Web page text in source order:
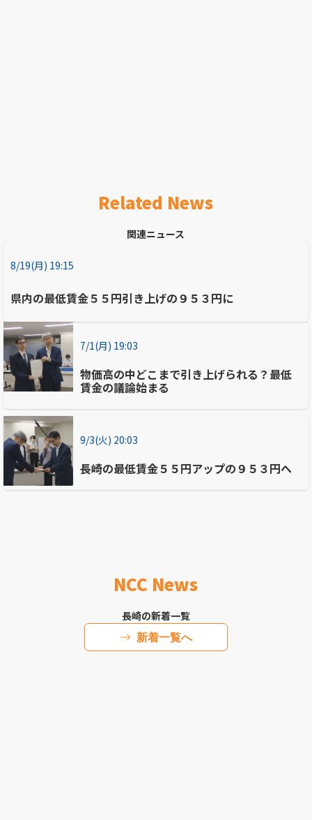
Related News
関連ニュース
8/19(月) 19:15
県内の最低賃金５５円引き上げの９５３円に
7/1(月) 19:03
物価高の中どこまで引き上げられる？最低
賃金の議論始まる
9/3(火) 20:03
長崎の最低賃金５５円アップの９５３円へ
NCC News
長崎の新着一覧
新着一覧へ